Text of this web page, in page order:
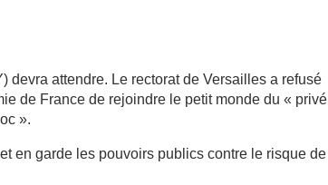
devra attendre. Le rectorat de Versailles a refusé
de France de rejoindre le petit monde du « privé
».
en garde les pouvoirs publics contre le risque de